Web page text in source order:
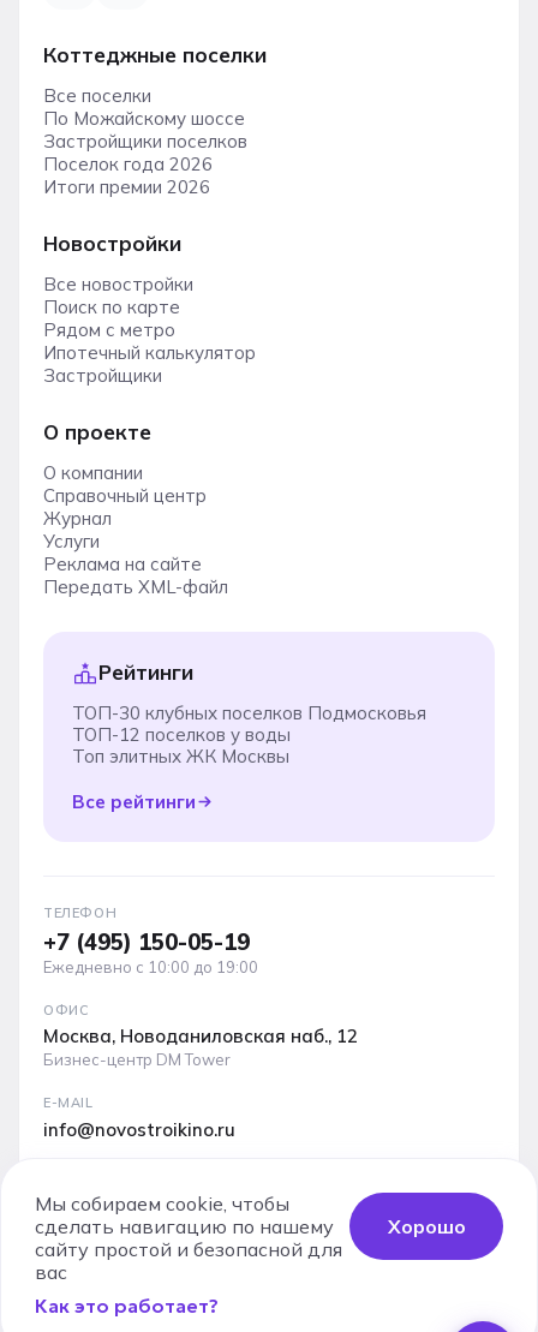
Коттеджные поселки
Все поселки
По Можайскому шоссе
Застройщики поселков
Поселок года 2026
Итоги премии 2026
Новостройки
Все новостройки
Поиск по карте
Рядом с метро
Ипотечный калькулятор
Застройщики
О проекте
О компании
Справочный центр
Журнал
Услуги
Реклама на сайте
Передать XML-файл
Рейтинги
ТОП-30 клубных поселков Подмосковья
ТОП-12 поселков у воды
Топ элитных ЖК Москвы
Все рейтинги
ТЕЛЕФОН
+7 (495) 150-05-19
Ежедневно с 10:00 до 19:00
ОФИС
Москва, Новоданиловская наб., 12
Бизнес-центр DM Tower
E-MAIL
info@novostroikino.ru
аудитория
Скачать PDF
Мы собираем cookie, чтобы
сделать навигацию по нашему
сайту простой и безопасной для
вас
Как это работает?
Хорошо